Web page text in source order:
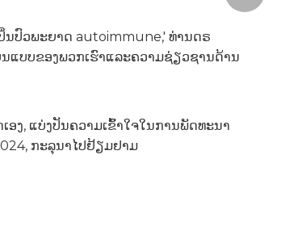
ນປົວພະຍາດ autoimmune,' ທ່ານດຣ
ແບບຂອງພວກເຮົາແລະຄວາມຊ່ຽວຊານດ້ານ
ງ, ແບ່ງປັນຄວາມເຂົ້າໃຈໃນການພັດທະນາ
ກະ​ລຸ​ນາ​ໄປ​ຢ້ຽມ​ຢາມ​